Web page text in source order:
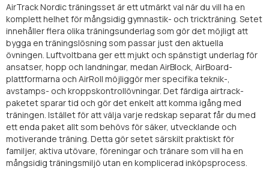
AirTrack Nordic träningsset är ett utmärkt val när du vill ha en
komplett helhet för mångsidig gymnastik- och trickträning. Setet
innehåller flera olika träningsunderlag som gör det möjligt att
bygga en träningslösning som passar just den aktuella
övningen. Luftvoltbana ger ett mjukt och spänstigt underlag för
ansatser, hopp och landningar, medan AirBlock, AirBoard-
plattformarna och AirRoll möjliggör mer specifika teknik-,
avstamps- och kroppskontrollövningar. Det färdiga airtrack-
paketet sparar tid och gör det enkelt att komma igång med
träningen. Istället för att välja varje redskap separat får du med
ett enda paket allt som behövs för säker, utvecklande och
motiverande träning. Detta gör setet särskilt praktiskt för
familjer, aktiva utövare, föreningar och tränare som vill ha en
mångsidig träningsmiljö utan en komplicerad inköpsprocess.